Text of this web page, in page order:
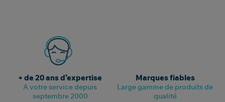
+ de 20 ans d’expertise
A votre service depuis
septembre 2000
Marques fiables
Large gamme de produits de
qualité